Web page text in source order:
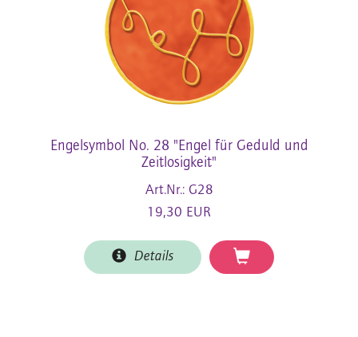
Engelsymbol No. 28 "Engel für Geduld und
Zeitlosigkeit"
Art.Nr.: G28
19,30 EUR
Details